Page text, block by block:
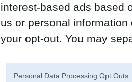
interest-based ads based
us or personal
your opt-out. You may
Personal Data Processing Opt Outs